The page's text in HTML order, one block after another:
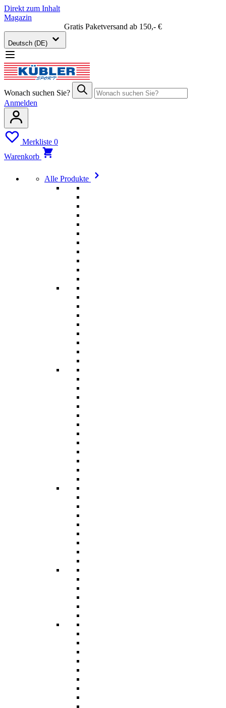
Direkt zum Inhalt
Magazin
Gratis Paketversand ab 150,- €
Deutsch (DE)
Wonach suchen Sie?
Anmelden
Merkliste 0
Warenkorb
Alle Produkte